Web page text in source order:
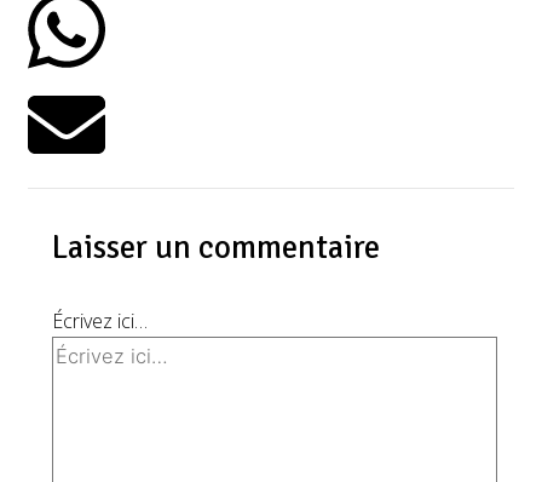
Laisser un commentaire
Écrivez ici…